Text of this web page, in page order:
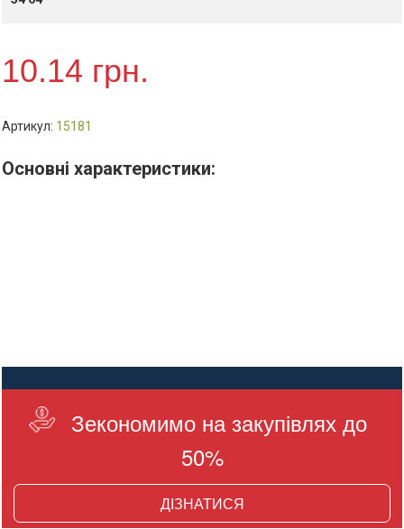
10.14 грн.
Артикул: 15181
Основні характеристики:
Зекономимо на закупівлях до
50%
ДІЗНАТИСЯ